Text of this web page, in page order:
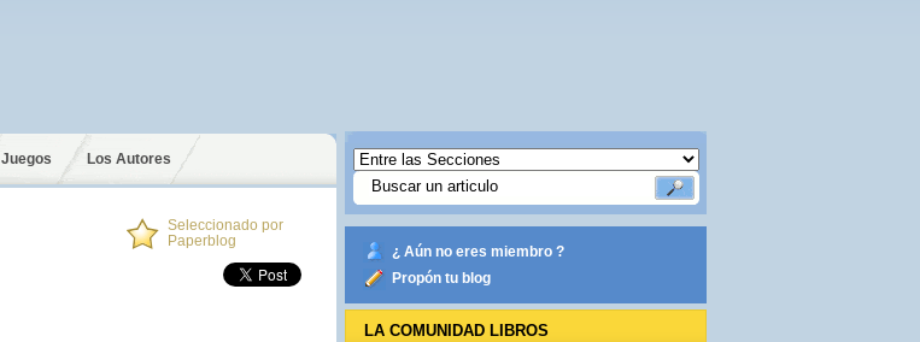
Juegos Los Autores
Seleccionado por
Paperblog
¿ Aún no eres miembro ?
Propón tu blog
LA COMUNIDAD LIBROS